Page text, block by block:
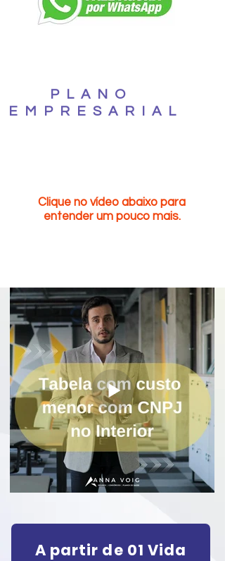
Clique no vídeo abaixo para
entender um pouco mais.
PLANO
EMPRESARIAL
A partir de 01 Vida